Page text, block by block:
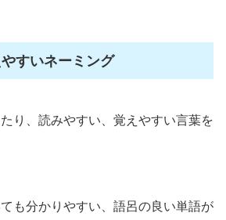
すいネーミング
り、読みやすい、覚えやすい言葉を
ても分かりやすい、語呂の良い単語が